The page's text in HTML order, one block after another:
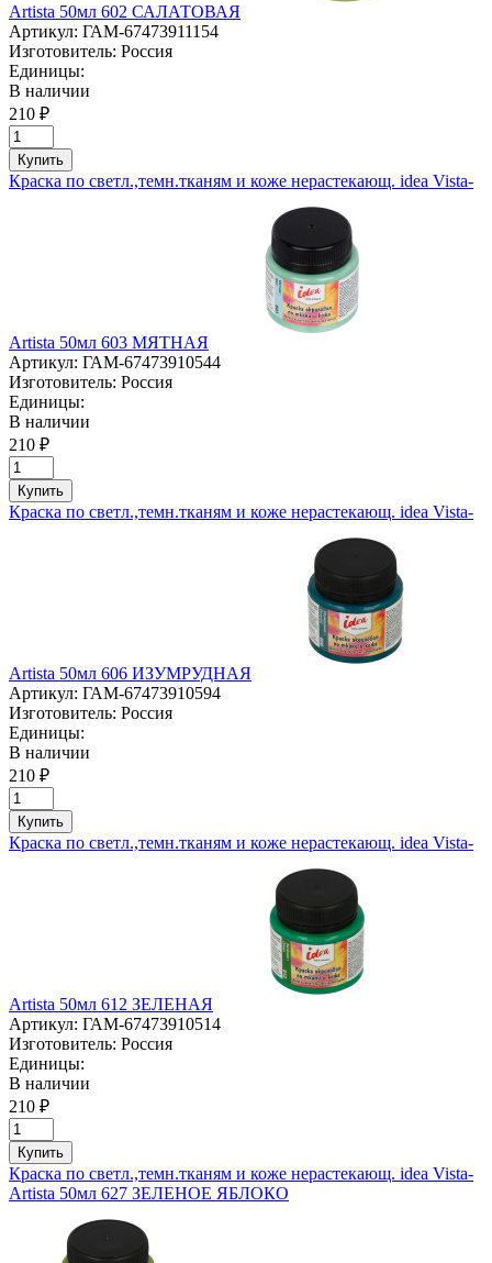
Artista 50мл 602 САЛАТОВАЯ
Артикул: ГАМ-67473911154
Изготовитель: Россия
Единицы:
В наличии
210 ₽
Купить
Краска по светл.,темн.тканям и коже нерастекающ. idea Vista-
Artista 50мл 603 МЯТНАЯ
Артикул: ГАМ-67473910544
Изготовитель: Россия
Единицы:
В наличии
210 ₽
Купить
Краска по светл.,темн.тканям и коже нерастекающ. idea Vista-
Artista 50мл 606 ИЗУМРУДНАЯ
Артикул: ГАМ-67473910594
Изготовитель: Россия
Единицы:
В наличии
210 ₽
Купить
Краска по светл.,темн.тканям и коже нерастекающ. idea Vista-
Artista 50мл 612 ЗЕЛЕНАЯ
Артикул: ГАМ-67473910514
Изготовитель: Россия
Единицы:
В наличии
210 ₽
Купить
Краска по светл.,темн.тканям и коже нерастекающ. idea Vista-
Artista 50мл 627 ЗЕЛЕНОЕ ЯБЛОКО